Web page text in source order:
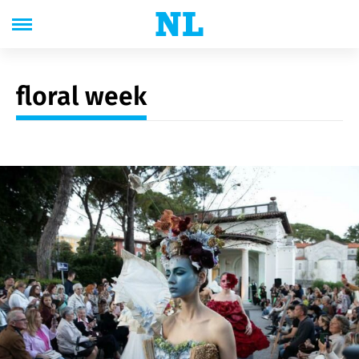
floral week